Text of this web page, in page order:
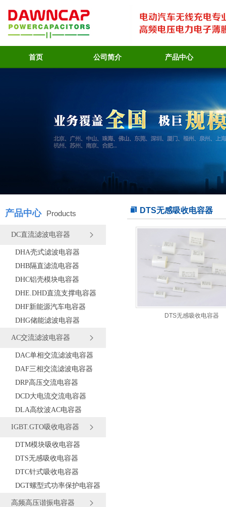
首页 公司简介 产品中心
产品中心 Products
DC直流滤波电容器
DHA壳式滤波电容器
DHB隔直滤流电容器
DHC铝壳模块电容器
DHE.DHD直流支撑电容器
DHF新能源汽车电容器
DHG储能滤波电容器
AC交流滤波电容器
DAC单相交流滤波电容器
DAF三相交流滤波电容器
DRP高压交流电容器
DCD大电流交流电容器
DLA高纹波AC电容器
IGBT.GTO吸收电容器
DTM模块吸收电容器
DTS无感吸收电容器
DTC针式吸收电容器
DGT螺型式功率保护电容器
高频高压谐振电容器
DTS无感吸收电容器
DTS无感吸收电容器